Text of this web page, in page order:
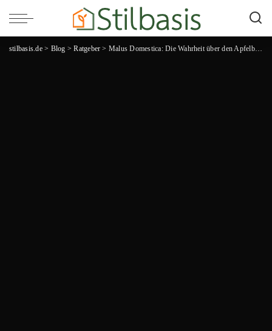
stilbasis.de> Blog >Ratgeber > Malus Domestica: Die Wahrheit über den Apfelbaum